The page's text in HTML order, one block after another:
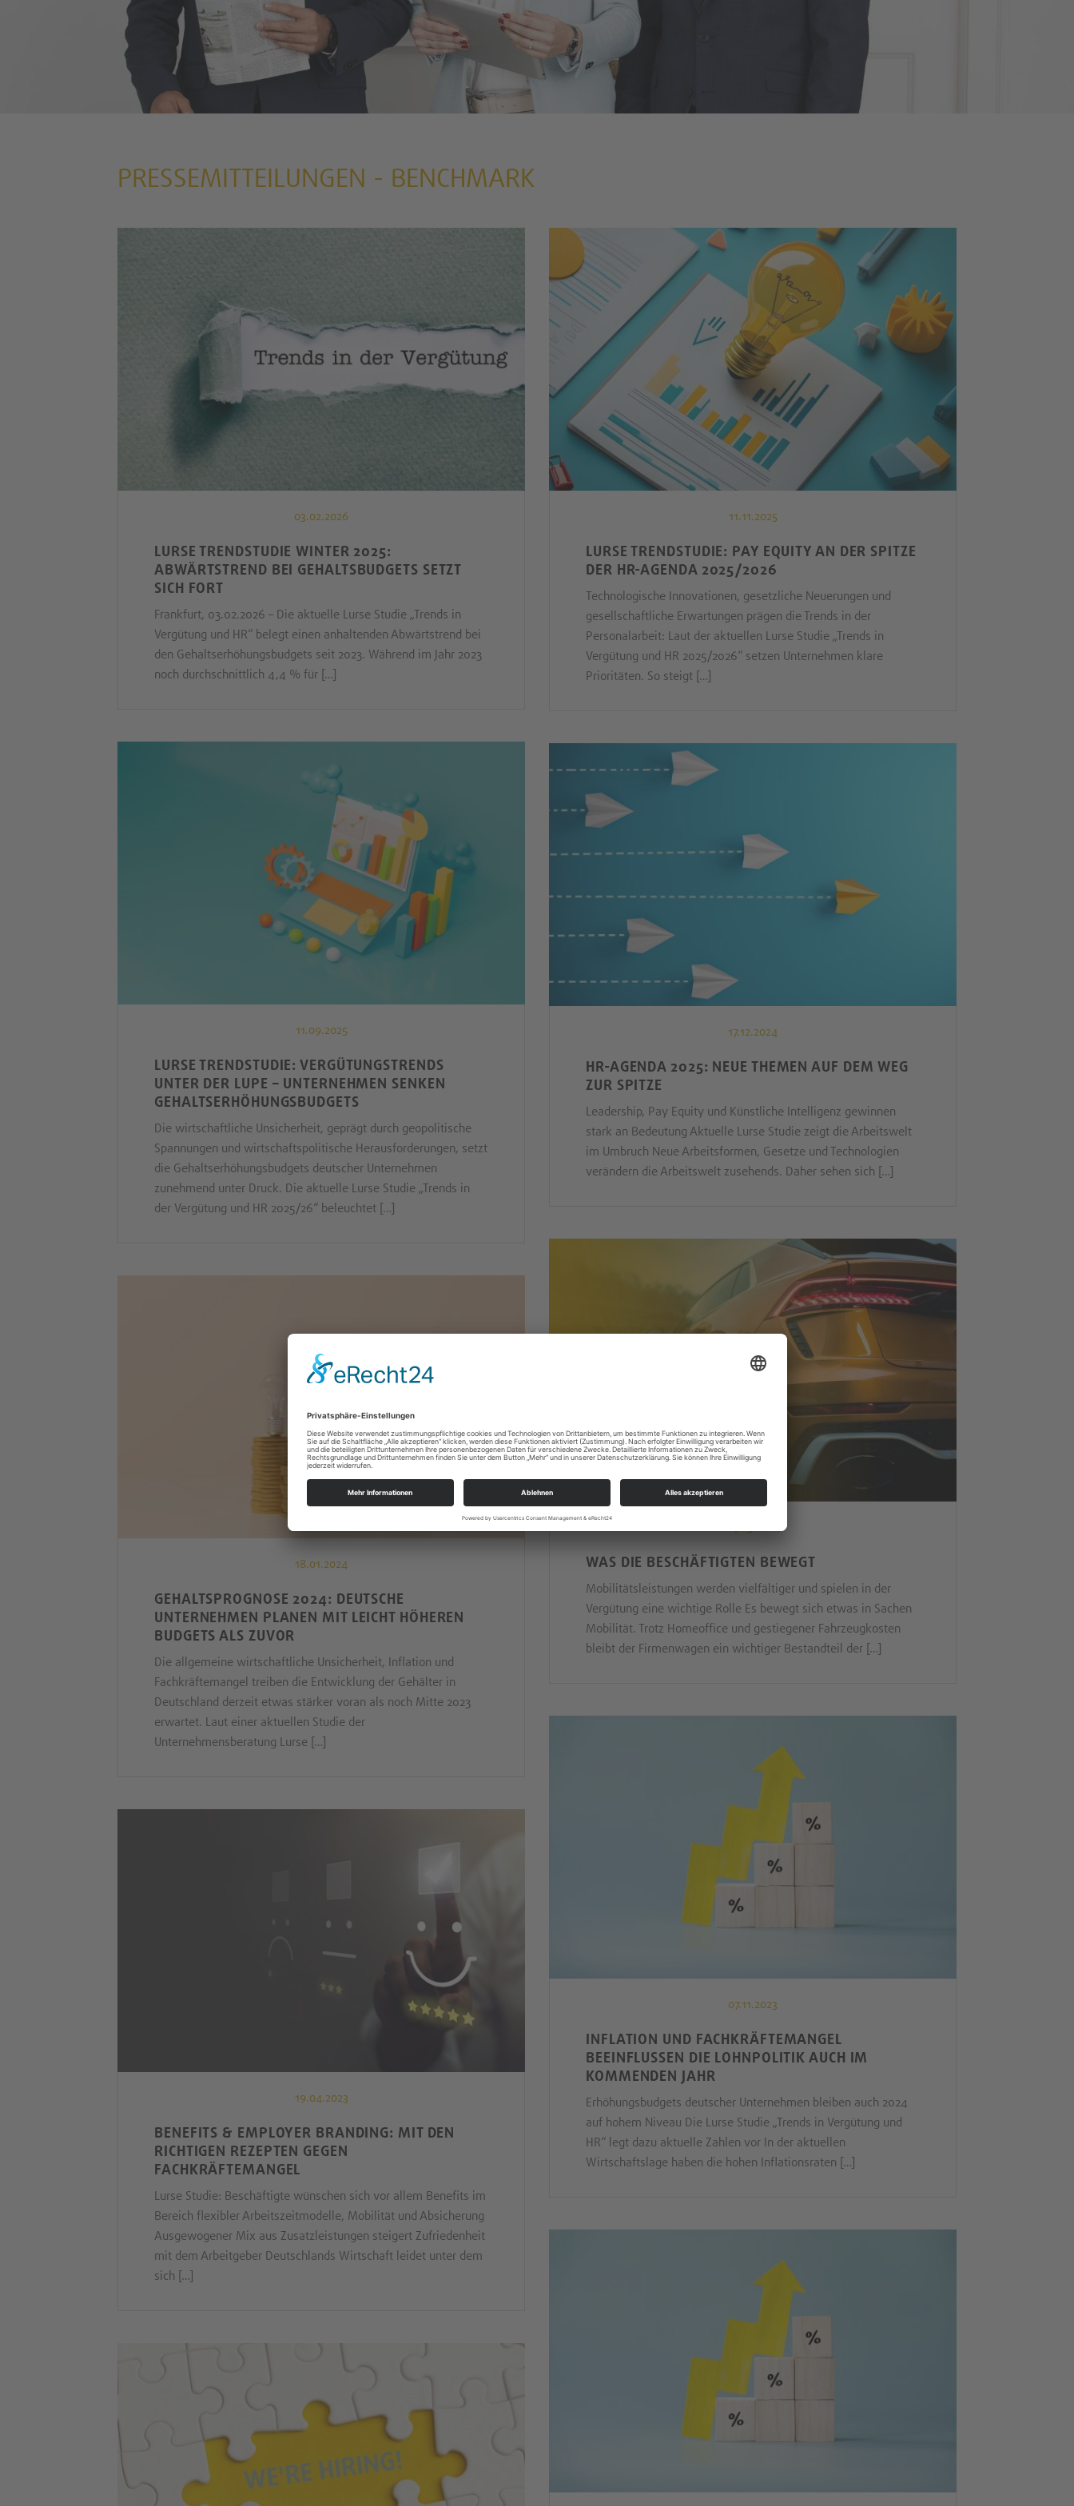
PRESSEMITTEILUNGEN - BENCHMARK
03.02.2026
LURSE TRENDSTUDIE WINTER 2025:
ABWÄRTSTREND BEI GEHALTSBUDGETS SETZT
SICH FORT
Frankfurt, 03.02.2026 – Die aktuelle Lurse Studie „Trends in
Vergütung und HR“ belegt einen anhaltenden Abwärtstrend bei
den Gehaltserhöhungsbudgets seit 2023. Während im Jahr 2023
noch durchschnittlich 4,4 % für […]
11.11.2025
LURSE TRENDSTUDIE: PAY EQUITY AN DER SPITZE
DER HR-AGENDA 2025/2026
Technologische Innovationen, gesetzliche Neuerungen und
gesellschaftliche Erwartungen prägen die Trends in der
Personalarbeit: Laut der aktuellen Lurse Studie „Trends in
Vergütung und HR 2025/2026“ setzen Unternehmen klare
Prioritäten. So steigt […]
11.09.2025
LURSE TRENDSTUDIE: VERGÜTUNGSTRENDS
UNTER DER LUPE – UNTERNEHMEN SENKEN
GEHALTSERHÖHUNGSBUDGETS
Die wirtschaftliche Unsicherheit, geprägt durch geopolitische
Spannungen und wirtschaftspolitische Herausforderungen, setzt
die Gehaltserhöhungsbudgets deutscher Unternehmen
zunehmend unter Druck. Die aktuelle Lurse Studie „Trends in
der Vergütung und HR 2025/26“ beleuchtet […]
17.12.2024
HR-AGENDA 2025: NEUE THEMEN AUF DEM WEG
ZUR SPITZE
Leadership, Pay Equity und Künstliche Intelligenz gewinnen
stark an Bedeutung Aktuelle Lurse Studie zeigt die Arbeitswelt
im Umbruch Neue Arbeitsformen, Gesetze und Technologien
verändern die Arbeitswelt zusehends. Daher sehen sich […]
WAS DIE BESCHÄFTIGTEN BEWEGT
Mobilitätsleistungen werden vielfältiger und spielen in der
Vergütung eine wichtige Rolle Es bewegt sich etwas in Sachen
Mobilität. Trotz Homeoffice und gestiegener Fahrzeugkosten
bleibt der Firmenwagen ein wichtiger Bestandteil der […]
18.01.2024
GEHALTSPROGNOSE 2024: DEUTSCHE
UNTERNEHMEN PLANEN MIT LEICHT HÖHEREN
BUDGETS ALS ZUVOR
Die allgemeine wirtschaftliche Unsicherheit, Inflation und
Fachkräftemangel treiben die Entwicklung der Gehälter in
Deutschland derzeit etwas stärker voran als noch Mitte 2023
erwartet. Laut einer aktuellen Studie der
Unternehmensberatung Lurse […]
07.11.2023
INFLATION UND FACHKRÄFTEMANGEL
BEEINFLUSSEN DIE LOHNPOLITIK AUCH IM
KOMMENDEN JAHR
Erhöhungsbudgets deutscher Unternehmen bleiben auch 2024
auf hohem Niveau Die Lurse Studie „Trends in Vergütung und
HR“ legt dazu aktuelle Zahlen vor In der aktuellen
Wirtschaftslage haben die hohen Inflationsraten […]
19.04.2023
BENEFITS & EMPLOYER BRANDING: MIT DEN
RICHTIGEN REZEPTEN GEGEN
FACHKRÄFTEMANGEL
Lurse Studie: Beschäftigte wünschen sich vor allem Benefits im
Bereich flexibler Arbeitszeitmodelle, Mobilität und Absicherung
Ausgewogener Mix aus Zusatzleistungen steigert Zufriedenheit
mit dem Arbeitgeber Deutschlands Wirtschaft leidet unter dem
sich […]